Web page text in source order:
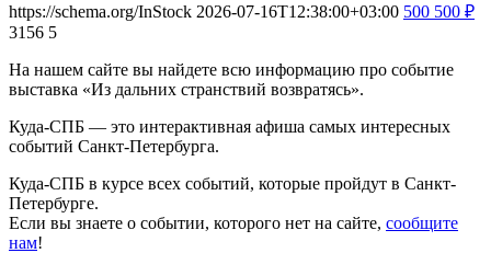
https://schema.org/InStock 2026-07-16T12:38:00+03:00 500 500 ₽
3156 5
На нашем сайте вы найдете всю информацию про событие
выставка «Из дальних странствий возвратясь».
Куда-СПБ — это интерактивная афиша самых интересных
событий Санкт-Петербурга.
Куда-СПБ в курсе всех событий, которые пройдут в Санкт-
Петербурге.
Если вы знаете о событии, которого нет на сайте, сообщите
нам!